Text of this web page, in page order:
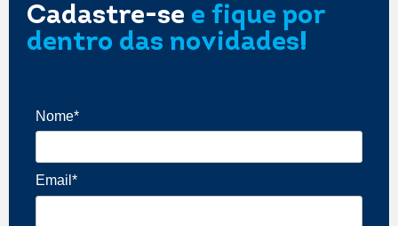
Cadastre-se e fique por
dentro das novidades!
Nome*
Email*